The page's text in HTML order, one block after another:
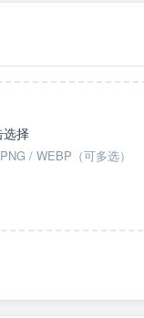
选择
/ WEBP（可多选）